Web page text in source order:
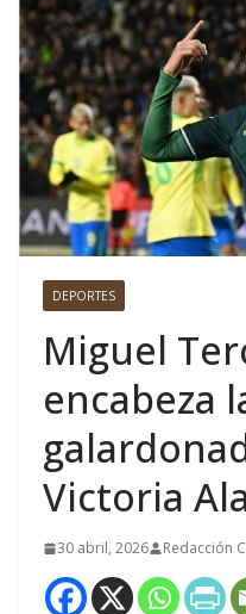
DEPORTES
Miguel
encabeza
Victoria
30 abril, 2026 Redacción